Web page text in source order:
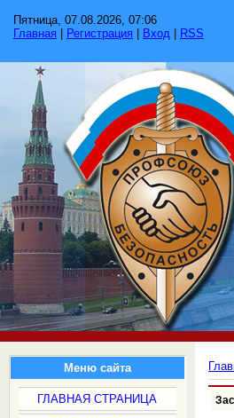
Пятница, 07.08.2026, 07:06
Главная
Регистрация Вход RSS
Меню сайта
ГЛАВНАЯ СТРАНИЦА